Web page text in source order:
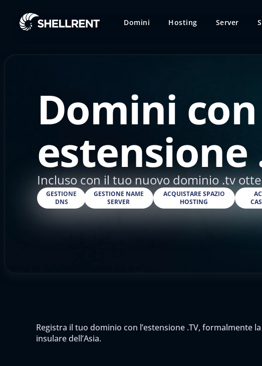
Domini Hosting Server
Domini con
estensione
Incluso con il tuo nuovo dominio .tv
GESTIONE
DNS
GESTIONE NAME
SERVER
ACQUISTARE SPAZIO
HOSTING
Registra il tuo dominio con l’estensione .TV, formalmente
insulare dell’Asia.